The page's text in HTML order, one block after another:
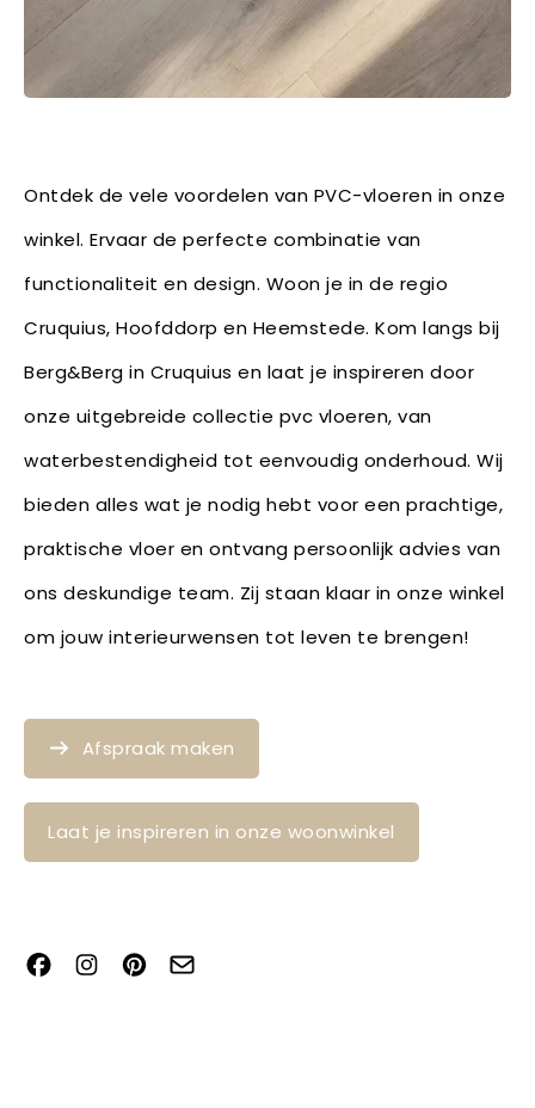
Ontdek de vele voordelen van PVC-vloeren in onze
winkel. Ervaar de perfecte combinatie van
functionaliteit en design. Woon je in de regio
Cruquius, Hoofddorp en Heemstede. Kom langs bij
Berg&Berg in Cruquius en laat je inspireren door
onze uitgebreide collectie pvc vloeren, van
waterbestendigheid tot eenvoudig onderhoud. Wij
bieden alles wat je nodig hebt voor een prachtige,
praktische vloer en ontvang persoonlijk advies van
ons deskundige team. Zij staan klaar in onze winkel
om jouw interieurwensen tot leven te brengen!
Afspraak maken
Laat je inspireren in onze woonwinkel